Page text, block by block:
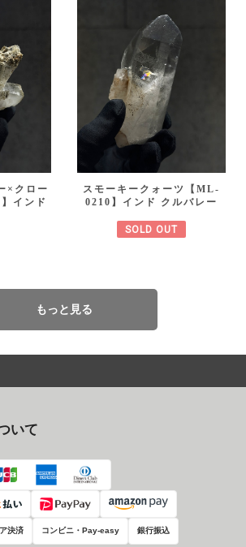
×クロー
インド
スモーキークォーツ【ML-
0210】インド クルバレー
SOLD OUT
もっと見る
いて
決済 コンビニ・Pay-easy 銀行振込